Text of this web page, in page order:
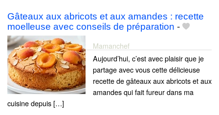
Gâteaux aux abricots et aux amandes : recette
moelleuse avec conseils de préparation -
Mamanchef
Aujourd’hui, c’est avec plaisir que je
partage avec vous cette délicieuse
recette de gâteaux aux abricots et aux
amandes qui fait fureur dans ma
cuisine depuis […]